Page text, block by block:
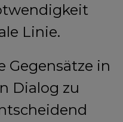
Linie.
Gegensätze in
Dialog zu